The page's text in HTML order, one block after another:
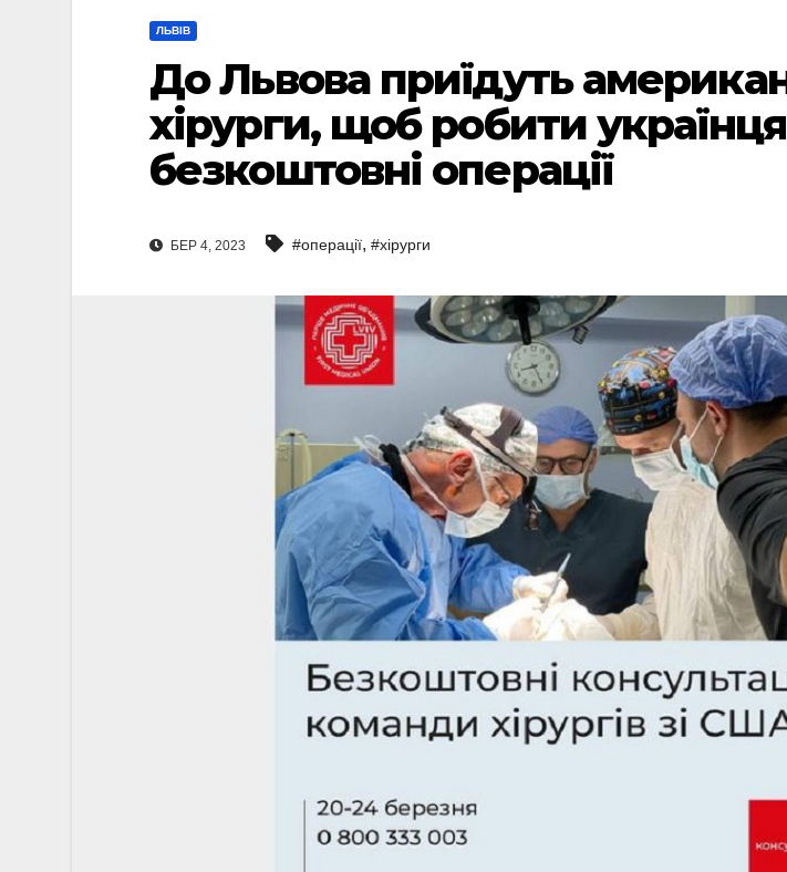
ЛЬВІВ
До Львова приїдуть
хірурги, щоб робити
безкоштовні операції
БЕР 4, 2023 #операції, #хірурги